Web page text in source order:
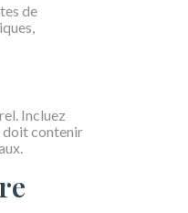
de
Incluez
doit contenir